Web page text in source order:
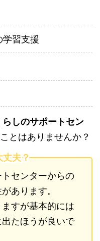
学習支援
しのサポートセン
とはありませんか？
丈夫？
センターからの
あります。
すが基本的には
たほうが良いで